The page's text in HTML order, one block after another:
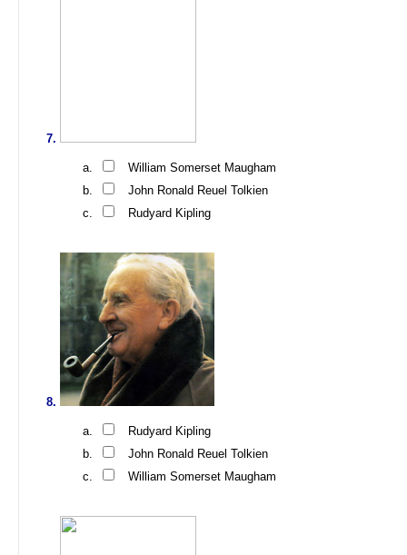
William Somerset Maugham
John Ronald Reuel Tolkien
Rudyard Kipling
Rudyard Kipling
John Ronald Reuel Tolkien
William Somerset Maugham